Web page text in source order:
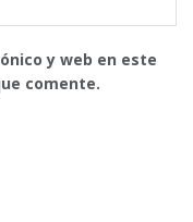
y web en este
comente.